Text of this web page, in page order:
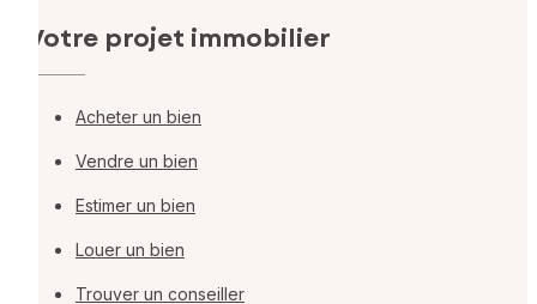
Votre projet immobilier
Acheter un bien
Vendre un bien
Estimer un bien
Louer un bien
Trouver un conseiller